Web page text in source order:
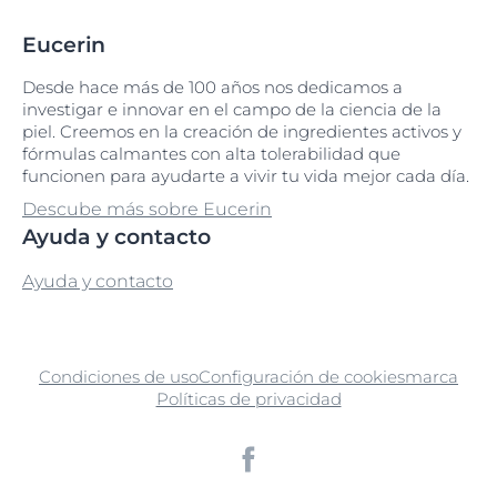
Eucerin
Desde hace más de 100 años nos dedicamos a
investigar e innovar en el campo de la ciencia de la
piel. Creemos en la creación de ingredientes activos y
fórmulas calmantes con alta tolerabilidad que
funcionen para ayudarte a vivir tu vida mejor cada día.
Descube más sobre Eucerin
Ayuda y contacto
Ayuda y contacto
Condiciones de usoConfiguración de cookiesmarca
Políticas de privacidad